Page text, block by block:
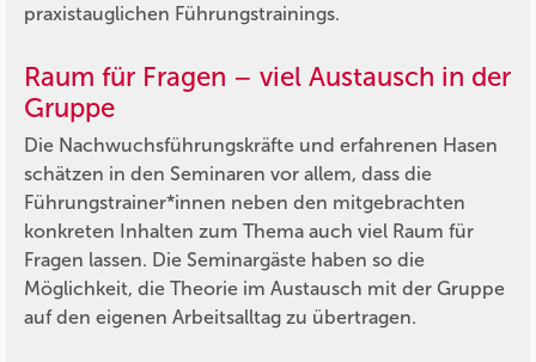
praxistauglichen Führungstrainings.
Raum für Fragen – viel Austausch in der
Gruppe
Die Nachwuchsführungskräfte und erfahrenen Hasen
schätzen in den Seminaren vor allem, dass die
Führungstrainer*innen neben den mitgebrachten
konkreten Inhalten zum Thema auch viel Raum für
Fragen lassen. Die Seminargäste haben so die
Möglichkeit, die Theorie im Austausch mit der Gruppe
auf den eigenen Arbeitsalltag zu übertragen.